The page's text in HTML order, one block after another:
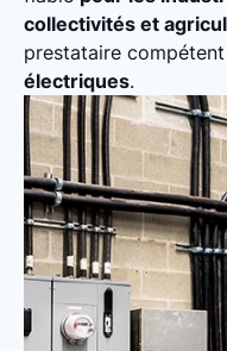
collectivités et
prestataire
électriques.